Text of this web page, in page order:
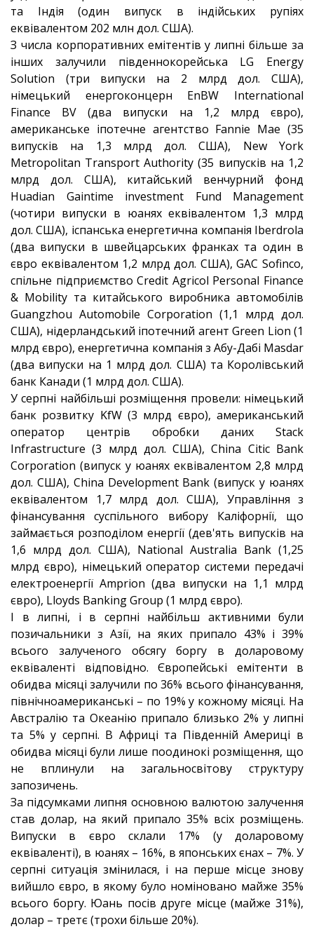
та Індія (один випуск в індійських рупіях
еквівалентом 202 млн дол. США).
З числа корпоративних емітентів у липні більше за
інших залучили південнокорейська LG Energy
Solution (три випуски на 2 млрд дол. США),
німецький енергоконцерн EnBW International
Finance BV (два випуски на 1,2 млрд євро),
американське іпотечне агентство Fannie Mae (35
випусків на 1,3 млрд дол. США), New York
Metropolitan Transport Authority (35 випусків на 1,2
млрд дол. США), китайський венчурний фонд
Huadian Gaintime investment Fund Management
(чотири випуски в юанях еквівалентом 1,3 млрд
дол. США), іспанська енергетична компанія Iberdrola
(два випуски в швейцарських франках та один в
євро еквівалентом 1,2 млрд дол. США), GAC Sofinco,
спільне підприємство Credit Agricol Personal Finance
& Mobility та китайського виробника автомобілів
Guangzhou Automobile Corporation (1,1 млрд дол.
США), нідерландський іпотечний агент Green Lion (1
млрд євро), енергетична компанія з Абу-Дабі Masdar
(два випуски на 1 млрд дол. США) та Королівський
банк Канади (1 млрд дол. США).
У серпні найбільші розміщення провели: німецький
банк розвитку KfW (3 млрд євро), американський
оператор центрів обробки даних Stack
Infrastructure (3 млрд дол. США), China Citic Bank
Corporation (випуск у юанях еквівалентом 2,8 млрд
дол. США), China Development Bank (випуск у юанях
еквівалентом 1,7 млрд дол. США), Управління з
фінансування суспільного вибору Каліфорнії, що
займається розподілом енергії (дев'ять випусків на
1,6 млрд дол. США), National Australia Bank (1,25
млрд євро), німецький оператор системи передачі
електроенергії Amprion (два випуски на 1,1 млрд
євро), Lloyds Banking Group (1 млрд євро).
І в липні, і в серпні найбільш активними були
позичальники з Азії, на яких припало 43% і 39%
всього залученого обсягу боргу в доларовому
еквіваленті відповідно. Європейські емітенти в
обидва місяці залучили по 36% всього фінансування,
північноамериканські – по 19% у кожному місяці. На
Австралію та Океанію припало близько 2% у липні
та 5% у серпні. В Африці та Південній Америці в
обидва місяці були лише поодинокі розміщення, що
не вплинули на загальносвітову структуру
запозичень.
За підсумками липня основною валютою залучення
став долар, на який припало 35% всіх розміщень.
Випуски в євро склали 17% (у доларовому
еквіваленті), в юанях – 16%, в японських єнах – 7%. У
серпні ситуація змінилася, і на перше місце знову
вийшло євро, в якому було номіновано майже 35%
всього боргу. Юань посів друге місце (майже 31%),
долар – третє (трохи більше 20%).